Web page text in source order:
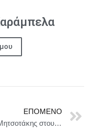
ΕΠΌΜΕΝΟ
Κυρ. Μητσοτάκης στους υποψηφίους των Πανελλαδικών: «Πιστέψτε στον εαυτό σας»